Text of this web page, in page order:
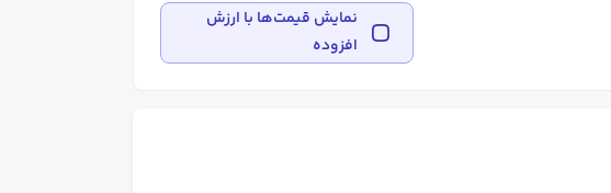
نمایش قیمت‌ها با ارزش
افزوده